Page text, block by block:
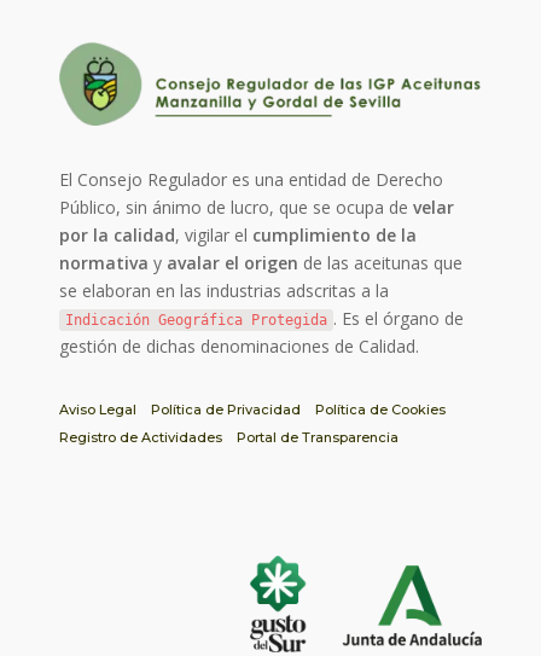
El Consejo Regulador es una entidad de Derecho
Público, sin ánimo de lucro, que se ocupa develar
por la calidad, vigilar el cumplimiento de la
normativa y avalar el origen de las aceitunas que
se elaboran en las industrias adscritas a la
Indicación Geográfica Protegida . Es el órgano de
gestión de dichas denominaciones de Calidad.
Aviso Legal Política de Privacidad
Política de Cookies
Registro de Actividades
Portal de Transparencia